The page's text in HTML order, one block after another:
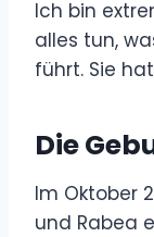
Ich bin
alles tun,
führt. Sie
Die
Im Oktober
und Rabea